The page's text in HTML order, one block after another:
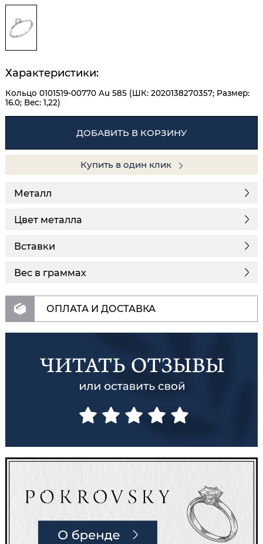
Характеристики:
Кольцо 0101519-00770 Au 585 (ШК: 2020138270357; Размер:
16.0; Вес: 1,22)
ДОБАВИТЬ В КОРЗИНУ
Купить в один клик
Металл
Цвет металла
Вставки
Вес в граммах
ОПЛАТА И ДОСТАВКА